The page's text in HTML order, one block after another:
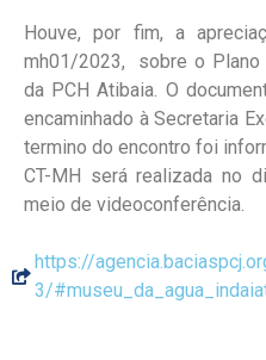
Houve, por fim, a
mh01/2023, sobre o Plano
da PCH Atibaia. O
encaminhado à Secretaria
termino do encontro foi
CT-MH será realizada no
meio de videoconferência.
https://
3/